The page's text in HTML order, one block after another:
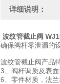
详细说明：
波纹管截止阀
确保阀杆零泄漏的
波纹管截止阀产品
3、阀杆调质及表
6、零件材质，法